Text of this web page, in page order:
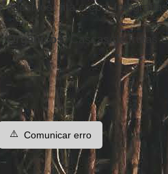
adesivos; fita crepe;
Orgânicos: Cascas de frutas
⚠️ Comunicar erro